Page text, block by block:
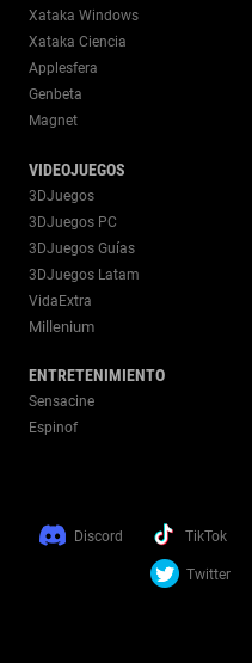
Xataka Windows
Xataka Ciencia
Applesfera
Genbeta
Magnet
VIDEOJUEGOS
3DJuegos
3DJuegos PC
3DJuegos Guías
3DJuegos Latam
VidaExtra
Millenium
ENTRETENIMIENTO
Sensacine
Espinof
Discord TikTok
Twitter